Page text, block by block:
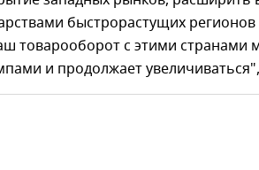
быстрорастущих
товарооборот с этими странами
и продолжает